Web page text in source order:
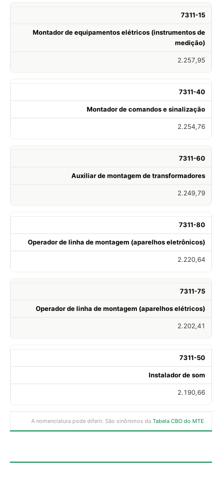
7311-15
Montador de equipamentos elétricos (instrumentos de
medição)
2.257,95
7311-40
Montador de comandos e sinalização
2.254,76
7311-60
Auxiliar de montagem de transformadores
2.249,79
7311-80
Operador de linha de montagem (aparelhos eletrônicos)
2.220,64
7311-75
Operador de linha de montagem (aparelhos elétricos)
2.202,41
7311-50
Instalador de som
2.190,66
A nomenclatura pode diferir. São sinônimos da Tabela CBO do MTE.